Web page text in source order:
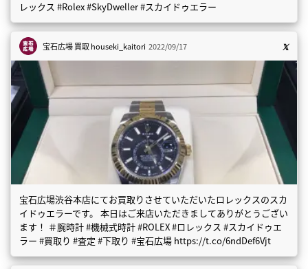
レックス #Rolex #SkyDweller #スカイドゥエラー
宝石広場 買取houseki_kaitori 2022/09/17
宝石広場渋谷本店にてお買取りさせていただいたロレックスのスカ
イドゥエラーです。 本日はご来店いただきましてありがとうござい
ます！ ＃腕時計 #機械式時計 #ROLEX #ロレックス #スカイドゥエ
ラー #買取り #査定 #下取り #宝石広場 https://t.co/6ndDef6Vjt